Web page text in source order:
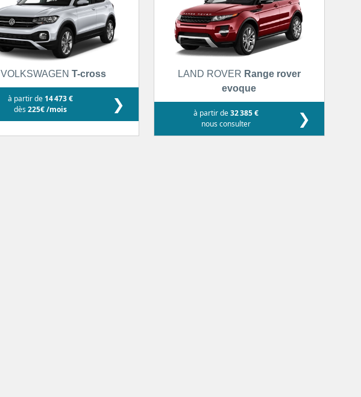
VOLKSWAGENT-cross
à partir de 14 473 €
dès225€ /mois ❯
LAND ROVER Range rover
evoque
à partir de32 385 €
nous consulter
❯